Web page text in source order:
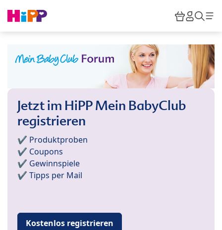
HiPP
Jetzt im HiPP Mein BabyClub
registrieren
✔️ Produktproben
✔️ Coupons
✔️ Gewinnspiele
✔️ Tipps per Mail
Kostenlos registrieren